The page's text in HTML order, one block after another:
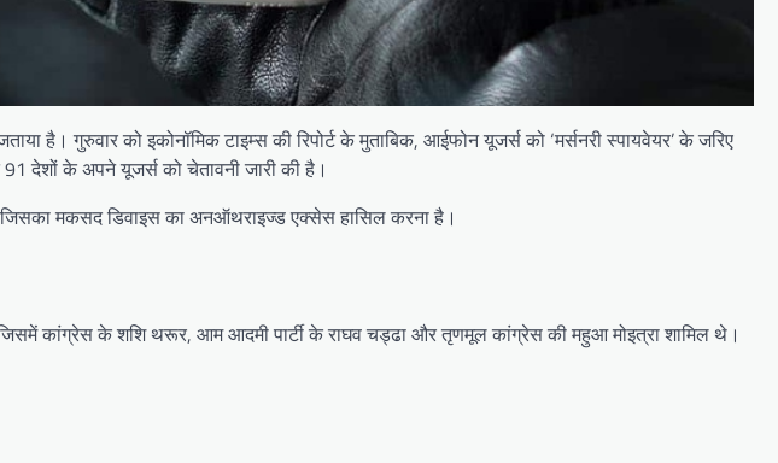
है। गुरुवार को इकोनॉमिक टाइम्स की रिपोर्ट के मुताबिक, आईफोन यूजर्स को ‘मर्सनरी स्पायवेयर’ के जरिए
देशों के अपने यूजर्स को चेतावनी जारी की है।
मकसद डिवाइस का अनऑथराइज्ड एक्सेस हासिल करना है।
कांग्रेस के शशि थरूर, आम आदमी पार्टी के राघव चड्ढा और तृणमूल कांग्रेस की महुआ मोइत्रा शामिल थे।